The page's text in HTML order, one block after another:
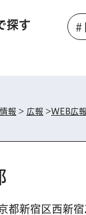
探す
報 > 広報 >WEB広
都新宿区西新宿